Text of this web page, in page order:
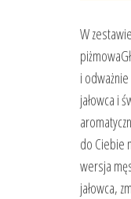
W
i
jałowca i
do Ciebie
wersja
jałowca,